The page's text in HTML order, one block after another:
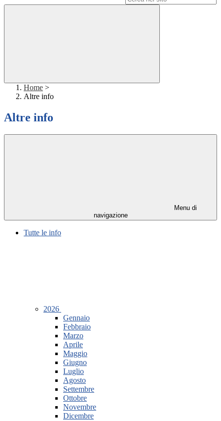
Home >
Altre info
Altre info
Menu di
navigazione
Tutte le info
2026
Gennaio
Febbraio
Marzo
Aprile
Maggio
Giugno
Luglio
Agosto
Settembre
Ottobre
Novembre
Dicembre